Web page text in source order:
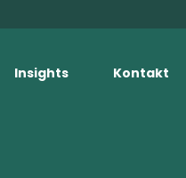
Insights Kontakt